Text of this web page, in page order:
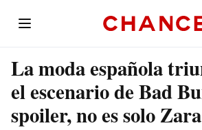
La moda española
el escenario de Bad
spoiler, no es solo Zara